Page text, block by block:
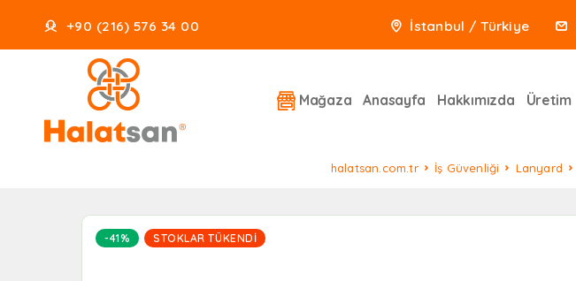
+90 (216) 576 34 00 İstanbul / Türkiye
Mağaza Anasayfa Hakkımızda Üretim
halatsan.com.tr İş Güvenliği Lanyard
-41% STOKLAR TÜKENDI